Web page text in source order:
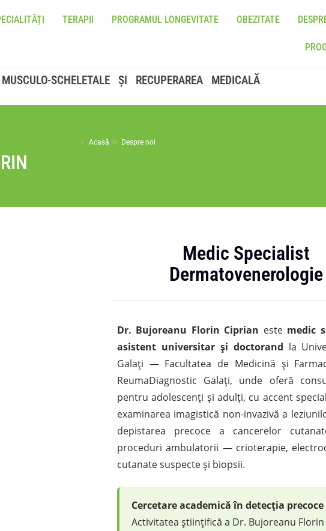
TERAPII PROGRAMUL LONGEVITATE OBEZITATE
SCHELETALE ȘI RECUPERAREA MEDICALĂ
Acasă Despre noi
Medic Specialist
Dermatovenerologie
Dr. Bujoreanu Florin Ciprian este medic
asistent universitar și doctorand la
Galați — Facultatea de Medicină și
ReumaDiagnostic Galați, unde oferă
pentru adolescenți și adulți, cu accent
examinarea imagistică non-invazivă a
depistarea precoce a cancerelor
proceduri ambulatorii — crioterapie,
cutanate suspecte și biopsii.
Cercetare academică în detecția
Activitatea științifică a Dr. Bujoreanu